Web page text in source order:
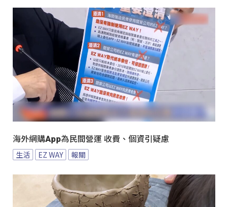
海外網購App為民間營運 收費、個資引疑慮
生活 EZ WAY 報關